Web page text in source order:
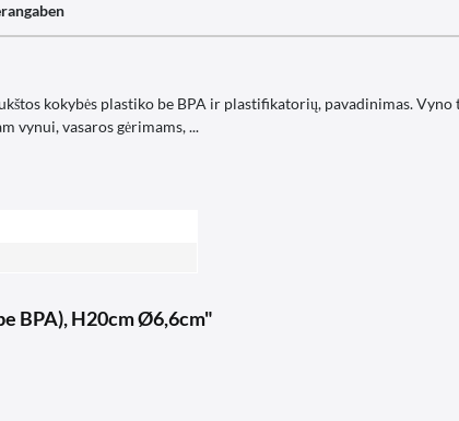
kokybės plastiko be BPA ir plastifikatorių, pavadinimas.
vynui, vasaros gėrimams, ...
BPA), H20cm Ø6,6cm"